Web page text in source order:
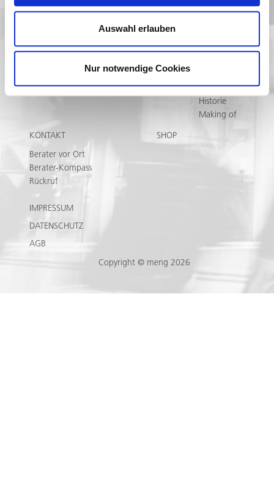
Auswahl erlauben
Nur notwendige Cookies
REFERENZEN
MEDIATHEK
Prospekte
Aktuelles
Bilder-Finder
Newsletter
UNTERNEHMEN
Team
Leitbild
Historie
Making of
KONTAKT
Berater vor Ort
Berater-Kompass
Rückruf
SHOP
IMPRESSUM
DATENSCHUTZ
AGB
Copyright © meng 2026